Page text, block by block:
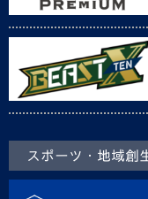
スポーツ・地域創